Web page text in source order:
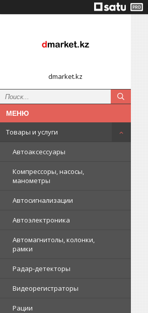
dmarket.kz
Товары и услуги
Автоаксессуары
Компрессоры, насосы,
манометры
Автосигнализации
Автоэлектроника
Автомагнитолы, колонки,
рамки
Радар-детекторы
Видеорегистраторы
Рации